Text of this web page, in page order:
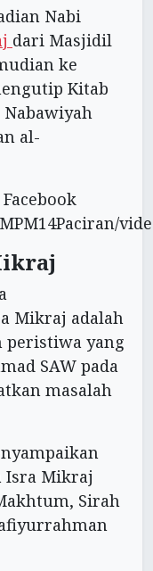
Nabi
dari Masjidil
ke
Kitab
al-
Mikraj adalah
peristiwa yang
SAW pada
masalah
Isra Mikraj
Sirah